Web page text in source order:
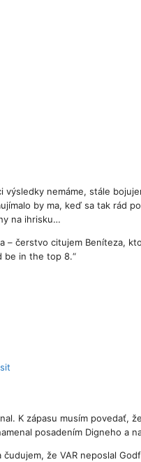
nemáme, stále
by ma, keď sa tak rád
na ihrisku…
– čerstvo citujem Beníteza,
be in the top 8.“
K zápasu musím
posadením Digneho
že VAR neposlal